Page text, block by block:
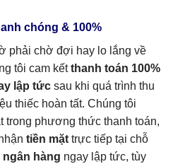
chóng & 100%
phải chờ đợi hay lo lắng về
tôi cam kếtthanh toán 100%
lập tức sau khi quá trình thu
thiếc hoàn tất. Chúng tôi
trong phương thức thanh toán,
tiền mặttrực tiếp tại chỗ
hàng ngay lập tức, tùy